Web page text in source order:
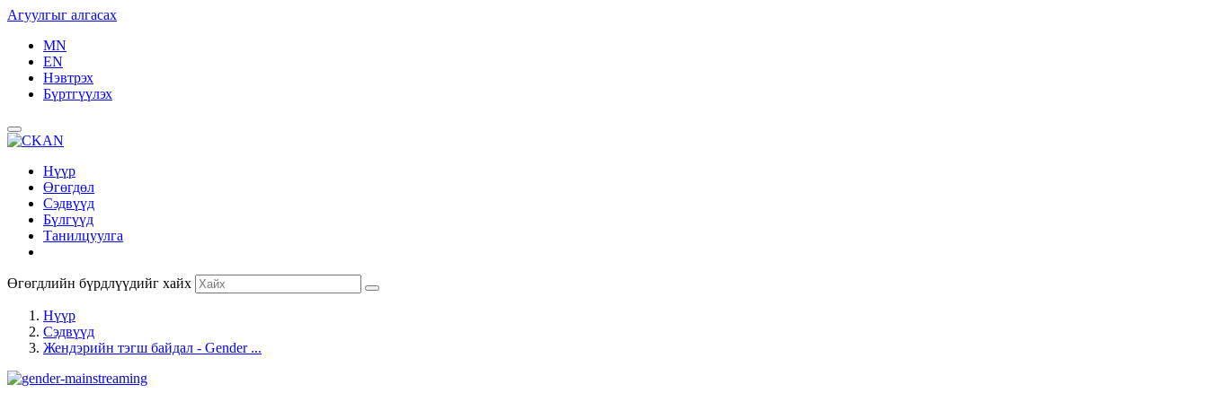
Агуулгыг алгасах
MN
EN
Нэвтрэх
Бүртгүүлэх
Нүүр
Өгөгдөл
Сэдвүүд
Бүлгүүд
Танилцуулга
Өгөгдлийн бүрдлүүдийг хайх
Нүүр
Сэдвүүд
Жендэрийн тэгш байдал - Gender ...